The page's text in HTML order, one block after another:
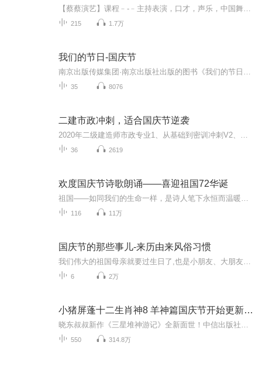
215 1.7万
我们的节日-国庆节
35 8076
二建市政冲刺，适合国庆节逆袭
36 2619
欢度国庆节诗歌朗诵——喜迎祖国72华诞
116 11万
国庆节的那些事儿-来历由来风俗习惯
6 2万
小猪屏蓬十二生肖神8 羊神篇国庆节开始更新啦！
550 314.8万